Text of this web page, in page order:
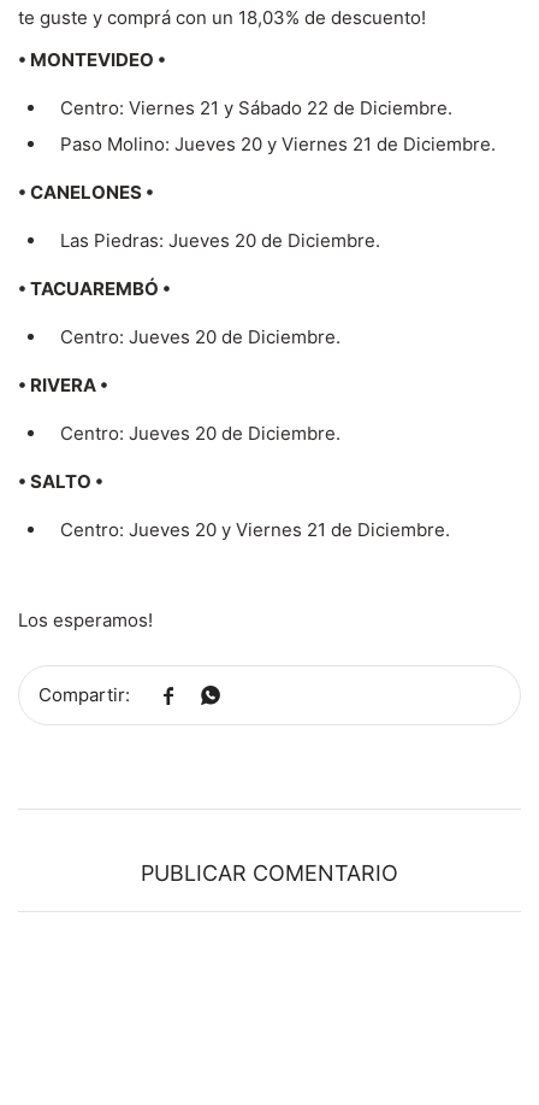
te guste y comprá con un 18,03% de descuento!
• MONTEVIDEO •
Centro: Viernes 21 y Sábado 22 de Diciembre.
Paso Molino: Jueves 20 y Viernes 21 de Diciembre.
• CANELONES •
Las Piedras: Jueves 20 de Diciembre.
• TACUAREMBÓ •
Centro: Jueves 20 de Diciembre.
• RIVERA •
Centro: Jueves 20 de Diciembre.
• SALTO •
Centro: Jueves 20 y Viernes 21 de Diciembre.
Los esperamos!
 
PUBLICAR COMENTARIO
SALE